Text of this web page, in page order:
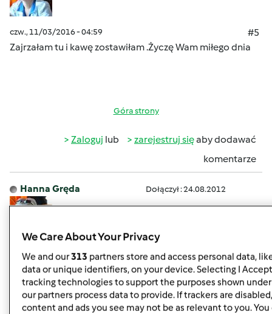
czw., 11/03/2016 - 04:59
#5
Zajrzałam tu i kawę zostawiłam .Życzę Wam miłego dnia
Góra strony
Zaloguj lub zarejestruj sięaby dodawać
komentarze
Hanna Gręda Dołączył : 24.08.2012
pt., 10/28/2016 - 04:16
#6
I już mamy piątek ,gorąco witam
We Care About Your Privacy
We and our313 partners store and access personal data,
data or unique identifiers, on your device. Selecting I
tracking technologies to support the purposes shown
our partners process data to provide. If trackers are
content and ads you see may not be as relevant to you. You